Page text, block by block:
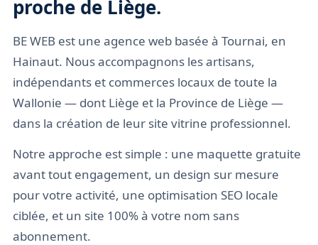
proche de Liège.
BE WEB est une agence web basée à Tournai, en
Hainaut. Nous accompagnons les artisans,
indépendants et commerces locaux de toute la
Wallonie — dont Liège et la Province de Liège —
dans la création de leur site vitrine professionnel.
Notre approche est simple : une maquette gratuite
avant tout engagement, un design sur mesure
pour votre activité, une optimisation SEO locale
ciblée, et un site 100% à votre nom sans
abonnement.